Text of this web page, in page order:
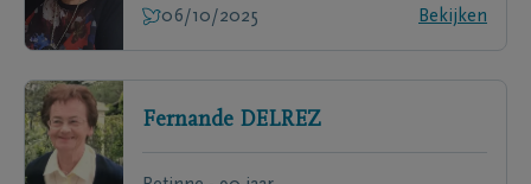
06/10/2025
Bekijken
Fernande DELREZ